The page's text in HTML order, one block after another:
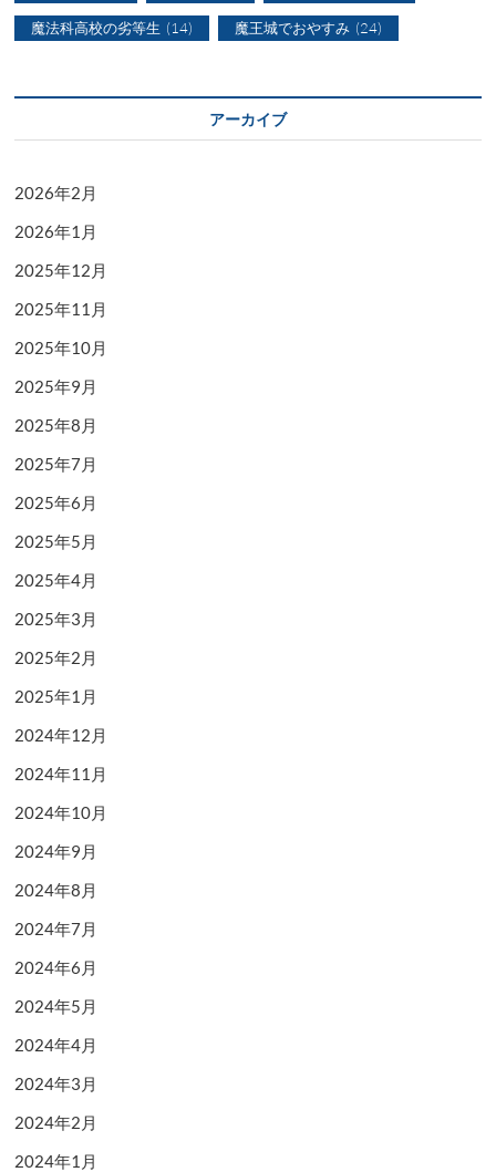
魔法科高校の劣等生 (14) 魔王城でおやすみ (24)
アーカイブ
2026年2月
2026年1月
2025年12月
2025年11月
2025年10月
2025年9月
2025年8月
2025年7月
2025年6月
2025年5月
2025年4月
2025年3月
2025年2月
2025年1月
2024年12月
2024年11月
2024年10月
2024年9月
2024年8月
2024年7月
2024年6月
2024年5月
2024年4月
2024年3月
2024年2月
2024年1月